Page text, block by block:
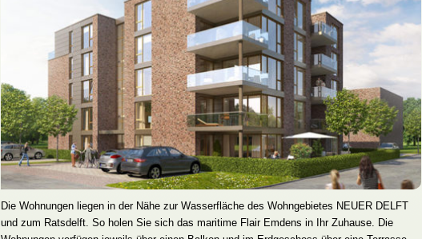
Die Wohnungen liegen in der Nähe zur Wasserfläche des Wohngebietes NEUER DELFT
und zum Ratsdelft. So holen Sie sich das maritime Flair Emdens in Ihr Zuhause. Die